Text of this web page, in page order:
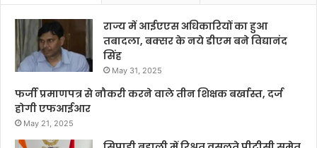
राज्य में आईएएस अधिकारियों का हुआ
तबादला, बक्सर के नये डीएम बने विद्यानंद
सिंह
May 31, 2025
फर्जी प्रमाणपत्र से नौकरी करने वाले तीन शिक्षक बर्खास्त, दर्ज
होगी एफआईआर
May 21, 2025